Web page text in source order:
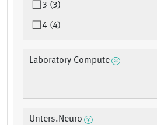
3 (3)
4 (4)
Laboratory Compute
Unters.Neuro